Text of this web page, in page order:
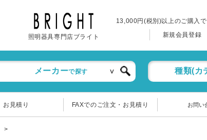
照明器具専門店ブライト
13,000円(税別)以上のご購入で
新規会員登録
メーカーで探す 種類(カ
お見積り FAXでのご注文・お見積り お問い